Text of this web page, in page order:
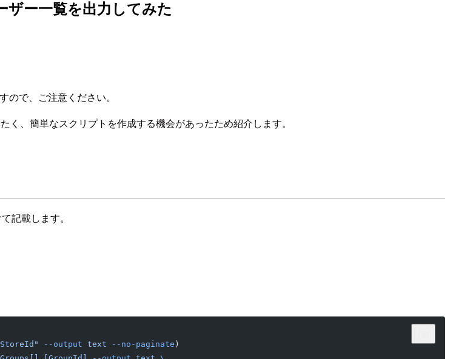
ー一覧を出力してみた
で、ご注意ください。
、簡単なスクリプトを作成する機会があったため紹介します。
記載します。
--output text --no-paginate )